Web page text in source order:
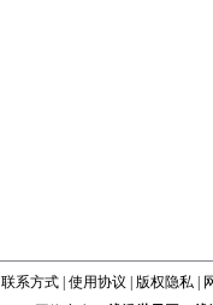
联系方式| 使用协议 版权隐私|